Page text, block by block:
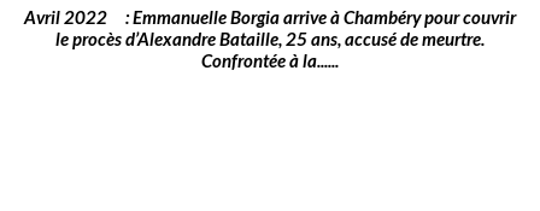
Avril 2022 : Emmanuelle Borgia arrive à Chambéry pour couvrir
le procès d’Alexandre Bataille, 25 ans, accusé de meurtre.
Confrontée à la......